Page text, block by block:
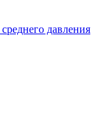
давления